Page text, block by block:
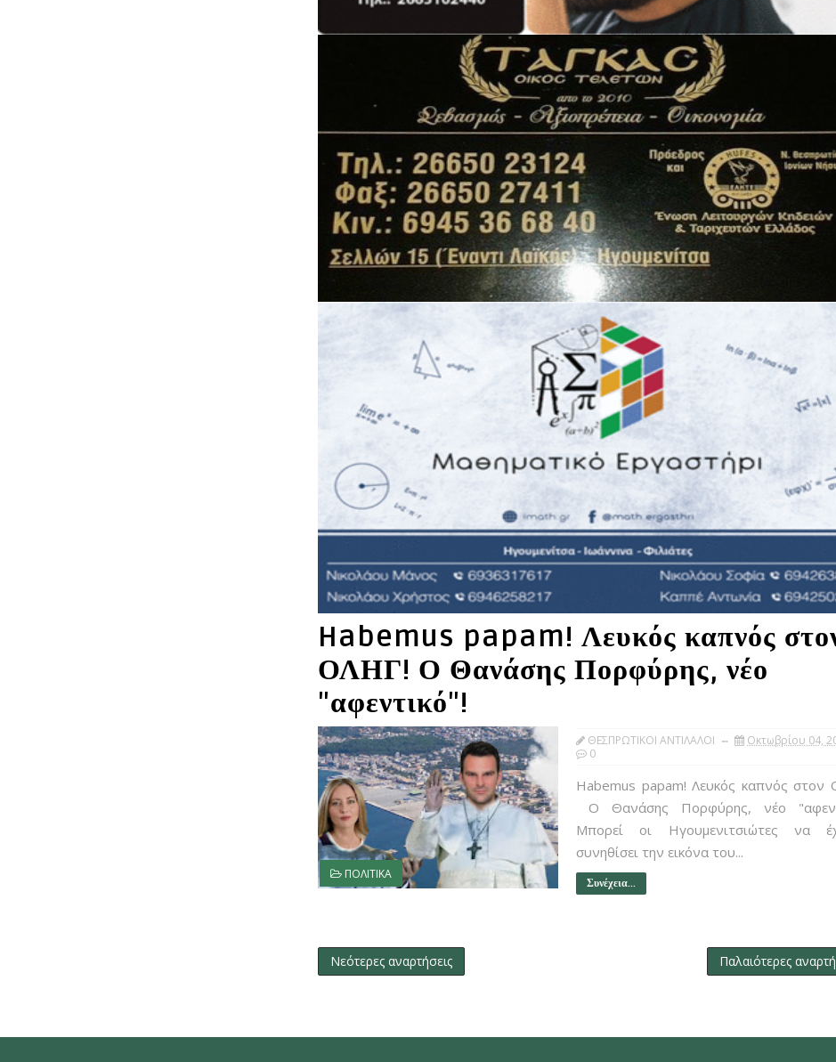
Habemus papam! Λευκός καπνός
ΟΛΗΓ! Ο Θανάσης Πορφύρης, νέο
"αφεντικό"!
ΠΟΛΙΤΙΚΑ
ΘΕΣΠΡΩΤΙΚΟΙ ΑΝΤΙΛΑΛΟΙ
Οκτωβρίου 04,
0
Habemus papam! Λευκός καπνός στον
Ο Θανάσης Πορφύρης, νέο
Μπορεί οι Ηγουμενιτσιώτες να
συνηθίσει την εικόνα του...
Συνέχεια...
Νεότερες αναρτήσεις Παλαιότερες